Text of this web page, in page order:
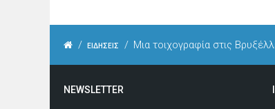
/ ΕΙΔΗΣΕΙΣ / Μια τοιχογραφία στις
NEWSLETTER